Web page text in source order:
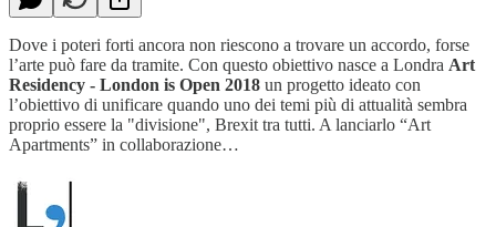
Dove i poteri forti ancora non riescono a trovare un accordo, forse
l’arte può fare da tramite. Con questo obiettivo nasce a Londra Art
Residency - London is Open 2018 un progetto ideato con
l’obiettivo di unificare quando uno dei temi più di attualità sembra
proprio essere la "divisione", Brexit tra tutti. A lanciarlo “Art
Apartments” in collaborazione…